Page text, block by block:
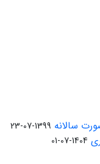
سالانه 1399-07-23
1404-07-01